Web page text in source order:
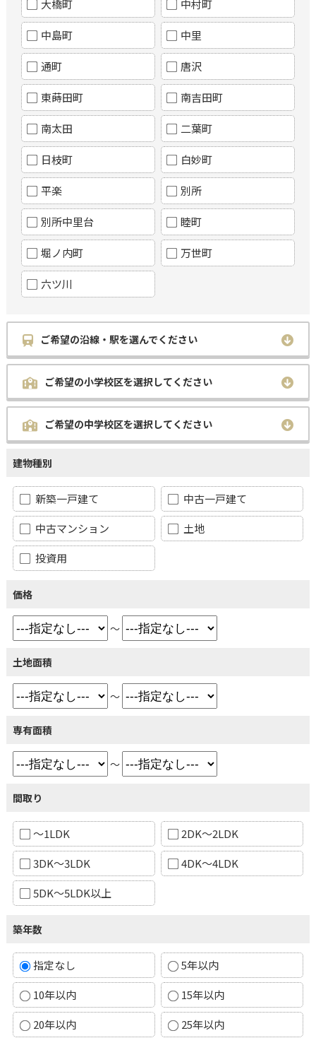
大橋町 中村町
中島町 中里
通町 唐沢
東蒔田町 南吉田町
南太田 二葉町
日枝町 白妙町
平楽 別所
別所中里台 睦町
堀ノ内町 万世町
六ツ川
ご希望の沿線・駅を選んでください
ご希望の小学校区を選択してください
ご希望の中学校区を選択してください
建物種別
新築一戸建て
中古一戸建て
中古マンション
土地
投資用
価格
～
土地面積
～
専有面積
～
間取り
～1LDK
2DK～2LDK
3DK～3LDK
4DK～4LDK
5DK～5LDK以上
築年数
指定なし
5年以内
10年以内
15年以内
20年以内
25年以内